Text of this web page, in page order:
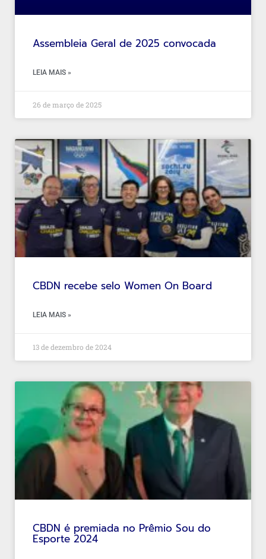
Assembleia Geral de 2025 convocada
LEIA MAIS »
26 de março de 2025
CBDN recebe selo Women On Board
LEIA MAIS »
13 de dezembro de 2024
CBDN é premiada no Prêmio Sou do
Esporte 2024